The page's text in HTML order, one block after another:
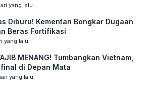
yang lalu
Diburu! Kementan Bongkar Dugaan
Beras Fortifikasi
yang lalu
MENANG! Tumbangkan Vietnam,
di Depan Mata
yang lalu